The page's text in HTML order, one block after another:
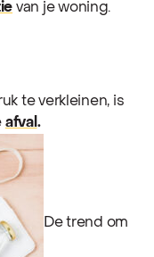
van je woning.
te verkleinen, is
afval .
De trend om